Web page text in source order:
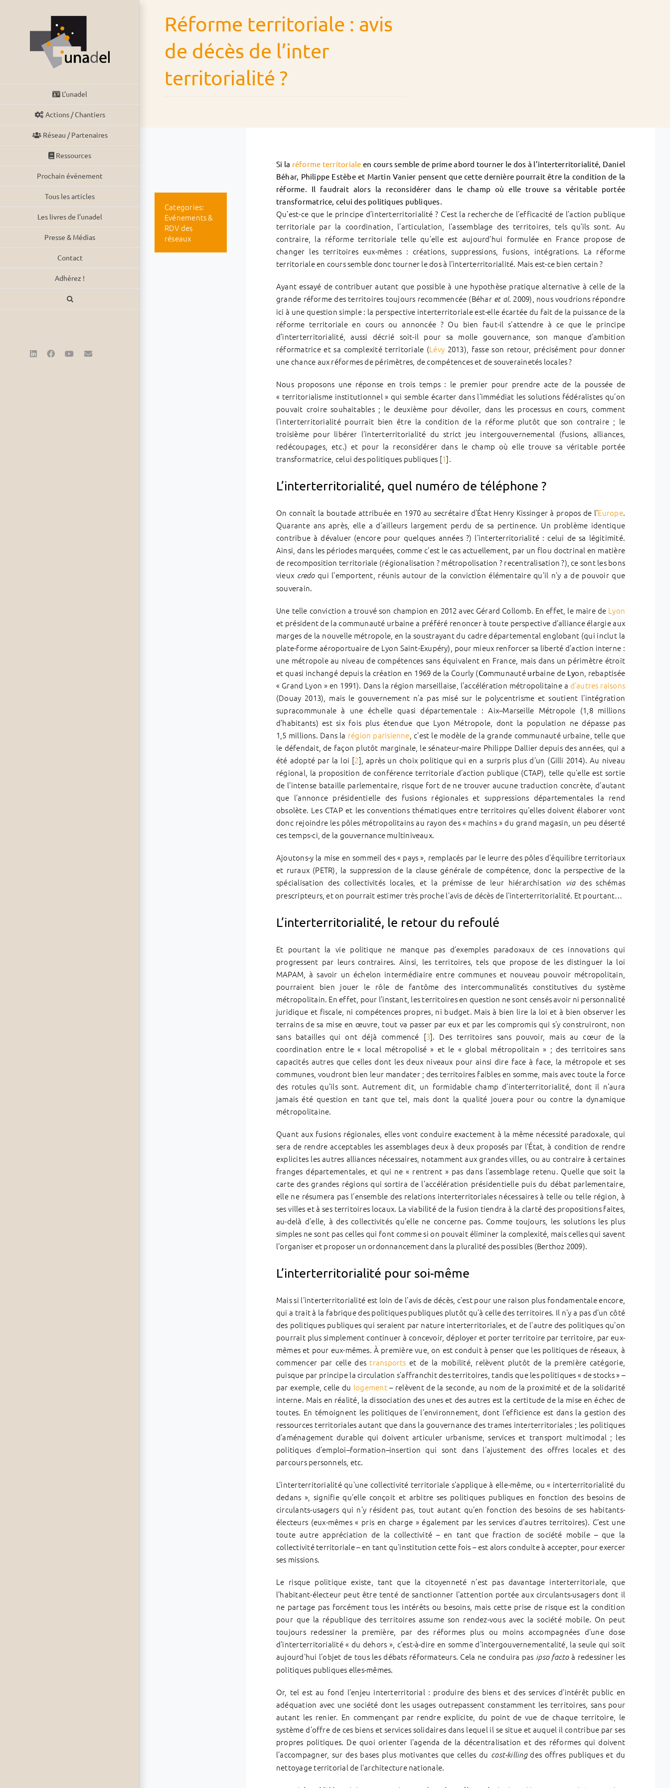
L’unadel
Actions / Chantiers
Réseau / Partenaires
Ressources
Prochain événement
Tous les articles
Les livres de l’unadel
Presse & Médias
Contact
Adhérez !
LinkedInFacebookYouTubeEmail
Réforme territoriale : avis
de décès de l’inter
territorialité ?
Categories:
Evénements &
RDV des
réseaux
Si la réforme territoriale en cours semble de prime abord tourner le dos à l’interterritorialité, Daniel
Béhar, Philippe Estèbe et Martin Vanier pensent que cette dernière pourrait être la condition de la
réforme. Il faudrait alors la reconsidérer dans le champ où elle trouve sa véritable portée
transformatrice, celui des politiques publiques.
Qu’est-ce que le principe d’interterritorialité ? C’est la recherche de l’efficacité de l’action publique
territoriale par la coordination, l’articulation, l’assemblage des territoires, tels qu’ils sont. Au
contraire, la réforme territoriale telle qu’elle est aujourd’hui formulée en France propose de
changer les territoires eux-mêmes : créations, suppressions, fusions, intégrations. La réforme
territoriale en cours semble donc tourner le dos à l’interterritorialité. Mais est-ce bien certain ?
Ayant essayé de contribuer autant que possible à une hypothèse pratique alternative à celle de la
grande réforme des territoires toujours recommencée (Béhar et al. 2009), nous voudrions répondre
ici à une question simple : la perspective interterritoriale est-elle écartée du fait de la puissance de la
réforme territoriale en cours ou annoncée ? Ou bien faut-il s’attendre à ce que le principe
d’interterritorialité, aussi décrié soit-il pour sa molle gouvernance, son manque d’ambition
réformatrice et sa complexité territoriale (Lévy2013), fasse son retour, précisément pour donner
une chance aux réformes de périmètres, de compétences et de souverainetés locales ?
Nous proposons une réponse en trois temps : le premier pour prendre acte de la poussée de
« territorialisme institutionnel » qui semble écarter dans l’immédiat les solutions fédéralistes qu’on
pouvait croire souhaitables ; le deuxième pour dévoiler, dans les processus en cours, comment
l’interterritorialité pourrait bien être la condition de la réforme plutôt que son contraire ; le
troisième pour libérer l’interterritorialité du strict jeu intergouvernemental (fusions, alliances,
redécoupages, etc.) et pour la reconsidérer dans le champ où elle trouve sa véritable portée
transformatrice, celui des politiques publiques [1].
L’interterritorialité, quel numéro de téléphone ?
On connaît la boutade attribuée en 1970 au secrétaire d’État Henry Kissinger à propos de l’Europe.
Quarante ans après, elle a d’ailleurs largement perdu de sa pertinence. Un problème identique
contribue à dévaluer (encore pour quelques années ?) l’interterritorialité : celui de sa légitimité.
Ainsi, dans les périodes marquées, comme c’est le cas actuellement, par un flou doctrinal en matière
de recomposition territoriale (régionalisation ? métropolisation ? recentralisation ?), ce sont les bons
vieux credoqui l’emportent, réunis autour de la conviction élémentaire qu’il n’y a de pouvoir que
souverain.
Une telle conviction a trouvé son champion en 2012 avec Gérard Collomb. En effet, le maire de Lyon
et président de la communauté urbaine a préféré renoncer à toute perspective d’alliance élargie aux
marges de la nouvelle métropole, en la soustrayant du cadre départemental englobant (qui inclut la
plate-forme aéroportuaire de Lyon Saint-Exupéry), pour mieux renforcer sa liberté d’action interne :
une métropole au niveau de compétences sans équivalent en France, mais dans un périmètre étroit
et quasi inchangé depuis la création en 1969 de la Courly (Communauté urbaine de Lyon, rebaptisée
« Grand Lyon » en 1991). Dans la région marseillaise, l’accélération métropolitaine a d’autres raisons
(Douay 2013), mais le gouvernement n’a pas misé sur le polycentrisme et soutient l’intégration
supracommunale à une échelle quasi départementale : Aix–Marseille Métropole (1,8 millions
d’habitants) est six fois plus étendue que Lyon Métropole, dont la population ne dépasse pas
1,5 millions. Dans la région parisienne , c’est le modèle de la grande communauté urbaine, telle que
le défendait, de façon plutôt marginale, le sénateur-maire Philippe Dallier depuis des années, qui a
été adopté par la loi [2], après un choix politique qui en a surpris plus d’un (Gilli 2014). Au niveau
régional, la proposition de conférence territoriale d’action publique (CTAP), telle qu’elle est sortie
de l’intense bataille parlementaire, risque fort de ne trouver aucune traduction concrète, d’autant
que l’annonce présidentielle des fusions régionales et suppressions départementales la rend
obsolète. Les CTAP et les conventions thématiques entre territoires qu’elles doivent élaborer vont
donc rejoindre les pôles métropolitains au rayon des « machins » du grand magasin, un peu déserté
ces temps-ci, de la gouvernance multiniveaux.
Ajoutons-y la mise en sommeil des « pays », remplacés par le leurre des pôles d’équilibre territoriaux
et ruraux (PETR), la suppression de la clause générale de compétence, donc la perspective de la
spécialisation des collectivités locales, et la prémisse de leur hiérarchisation
viades schémas
prescripteurs, et on pourrait estimer très proche l’avis de décès de l’interterritorialité. Et pourtant…
L’interterritorialité, le retour du refoulé
Et pourtant la vie politique ne manque pas d’exemples paradoxaux de ces innovations qui
progressent par leurs contraires. Ainsi, les territoires, tels que propose de les distinguer la loi
MAPAM, à savoir un échelon intermédiaire entre communes et nouveau pouvoir métropolitain,
pourraient bien jouer le rôle de fantôme des intercommunalités constitutives du système
métropolitain. En effet, pour l’instant, les territoires en question ne sont censés avoir ni personnalité
juridique et fiscale, ni compétences propres, ni budget. Mais à bien lire la loi et à bien observer les
terrains de sa mise en œuvre, tout va passer par eux et par les compromis qui s’y construiront, non
sans batailles qui ont déjà commencé [3]. Des territoires sans pouvoir, mais au cœur de la
coordination entre le « local métropolisé » et le « global métropolitain » ; des territoires sans
capacités autres que celles dont les deux niveaux pour ainsi dire face à face, la métropole et ses
communes, voudront bien leur mandater ; des territoires faibles en somme, mais avec toute la force
des rotules qu’ils sont. Autrement dit, un formidable champ d’interterritorialité, dont il n’aura
jamais été question en tant que tel, mais dont la qualité jouera pour ou contre la dynamique
métropolitaine.
Quant aux fusions régionales, elles vont conduire exactement à la même nécessité paradoxale, qui
sera de rendre acceptables les assemblages deux à deux proposés par l’État, à condition de rendre
explicites les autres alliances nécessaires, notamment aux grandes villes, ou au contraire à certaines
franges départementales, et qui ne « rentrent » pas dans l’assemblage retenu. Quelle que soit la
carte des grandes régions qui sortira de l’accélération présidentielle puis du débat parlementaire,
elle ne résumera pas l’ensemble des relations interterritoriales nécessaires à telle ou telle région, à
ses villes et à ses territoires locaux. La viabilité de la fusion tiendra à la clarté des propositions faites,
au-delà d’elle, à des collectivités qu’elle ne concerne pas. Comme toujours, les solutions les plus
simples ne sont pas celles qui font comme si on pouvait éliminer la complexité, mais celles qui savent
l’organiser et proposer un ordonnancement dans la pluralité des possibles (Berthoz 2009).
L’interterritorialité pour soi-même
Mais si l’interterritorialité est loin de l’avis de décès, c’est pour une raison plus fondamentale encore,
qui a trait à la fabrique des politiques publiques plutôt qu’à celle des territoires. Il n’y a pas d’un côté
des politiques publiques qui seraient par nature interterritoriales, et de l’autre des politiques qu’on
pourrait plus simplement continuer à concevoir, déployer et porter territoire par territoire, par eux-
mêmes et pour eux-mêmes. À première vue, on est conduit à penser que les politiques de réseaux, à
commencer par celle des transports et de la mobilité, relèvent plutôt de la première catégorie,
puisque par principe la circulation s’affranchit des territoires, tandis que les politiques « de stocks » –
par exemple, celle du logement– relèvent de la seconde, au nom de la proximité et de la solidarité
interne. Mais en réalité, la dissociation des unes et des autres est la certitude de la mise en échec de
toutes. En témoignent les politiques de l’environnement, dont l’efficience est dans la gestion des
ressources territoriales autant que dans la gouvernance des trames interterritoriales ; les politiques
d’aménagement durable qui doivent articuler urbanisme, services et transport multimodal ; les
politiques d’emploi–formation–insertion qui sont dans l’ajustement des offres locales et des
parcours personnels, etc.
L’interterritorialité qu’une collectivité territoriale s’applique à elle-même, ou « interterritorialité du
dedans », signifie qu’elle conçoit et arbitre ses politiques publiques en fonction des besoins de
circulants-usagers qui n’y résident pas, tout autant qu’en fonction des besoins de ses habitants-
électeurs (eux-mêmes « pris en charge » également par les services d’autres territoires). C’est une
toute autre appréciation de la collectivité – en tant que fraction de société mobile – que la
collectivité territoriale – en tant qu’institution cette fois – est alors conduite à accepter, pour exercer
ses missions.
Le risque politique existe, tant que la citoyenneté n’est pas davantage interterritoriale, que
l’habitant-électeur peut être tenté de sanctionner l’attention portée aux circulants-usagers dont il
ne partage pas forcément tous les intérêts ou besoins, mais cette prise de risque est la condition
pour que la république des territoires assume son rendez-vous avec la société mobile. On peut
toujours redessiner la première, par des réformes plus ou moins accompagnées d’une dose
d’interterritorialité « du dehors », c’est-à-dire en somme d’intergouvernementalité, la seule qui soit
aujourd’hui l’objet de tous les débats réformateurs. Cela ne conduira pas ipso factoà redessiner les
politiques publiques elles-mêmes.
Or, tel est au fond l’enjeu interterritorial : produire des biens et des services d’intérêt public en
adéquation avec une société dont les usages outrepassent constamment les territoires, sans pour
autant les renier. En commençant par rendre explicite, du point de vue de chaque territoire, le
système d’offre de ces biens et services solidaires dans lequel il se situe et auquel il contribue par ses
propres politiques. De quoi orienter l’agenda de la décentralisation et des réformes qui doivent
l’accompagner, sur des bases plus motivantes que celles du cost-killingdes offres publiques et du
nettoyage territorial de l’architecture nationale.